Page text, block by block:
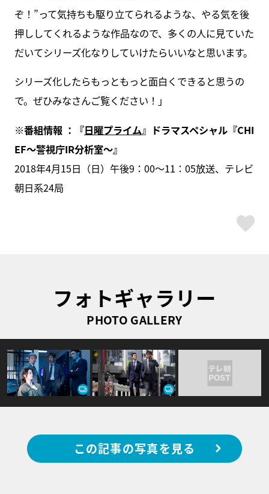
ぞ！”って気持ちも駆り立てられるような、やる気を後
押ししてくれるような作品なので、多くの人に見ていた
だいてシリーズ化なりしていけたらいいなと思います。
シリーズ化したらもっともっと面白くできると思うの
で。ぜひみなさんご覧ください！」
※番組情報 ：『日曜プライム』ドラマスペシャル『CHI
EF～警視庁IR分析室～』
2018年4月15日（日）午後9：00～11：05放送、テレビ
朝日系24局
フォトギャラリー
PHOTO GALLERY
この記事の写真を見る